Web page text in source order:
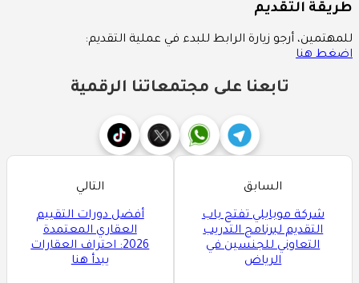
طريقة التقديم
للمهتمين، أرجو زيارة الرابط للبدء في عملية التقديم:
اضغط هنا
تابعنا على مجتمعاتنا الرقمية
السابق
شركة موبايلي تفتح باب
التقديم لبرنامج التدريب
التعاوني للجنسين في
الرياض
التالي
أفضل دورات التقييم
العقاري المعتمدة
2026: احتراف العقارات
يبدأ هنا